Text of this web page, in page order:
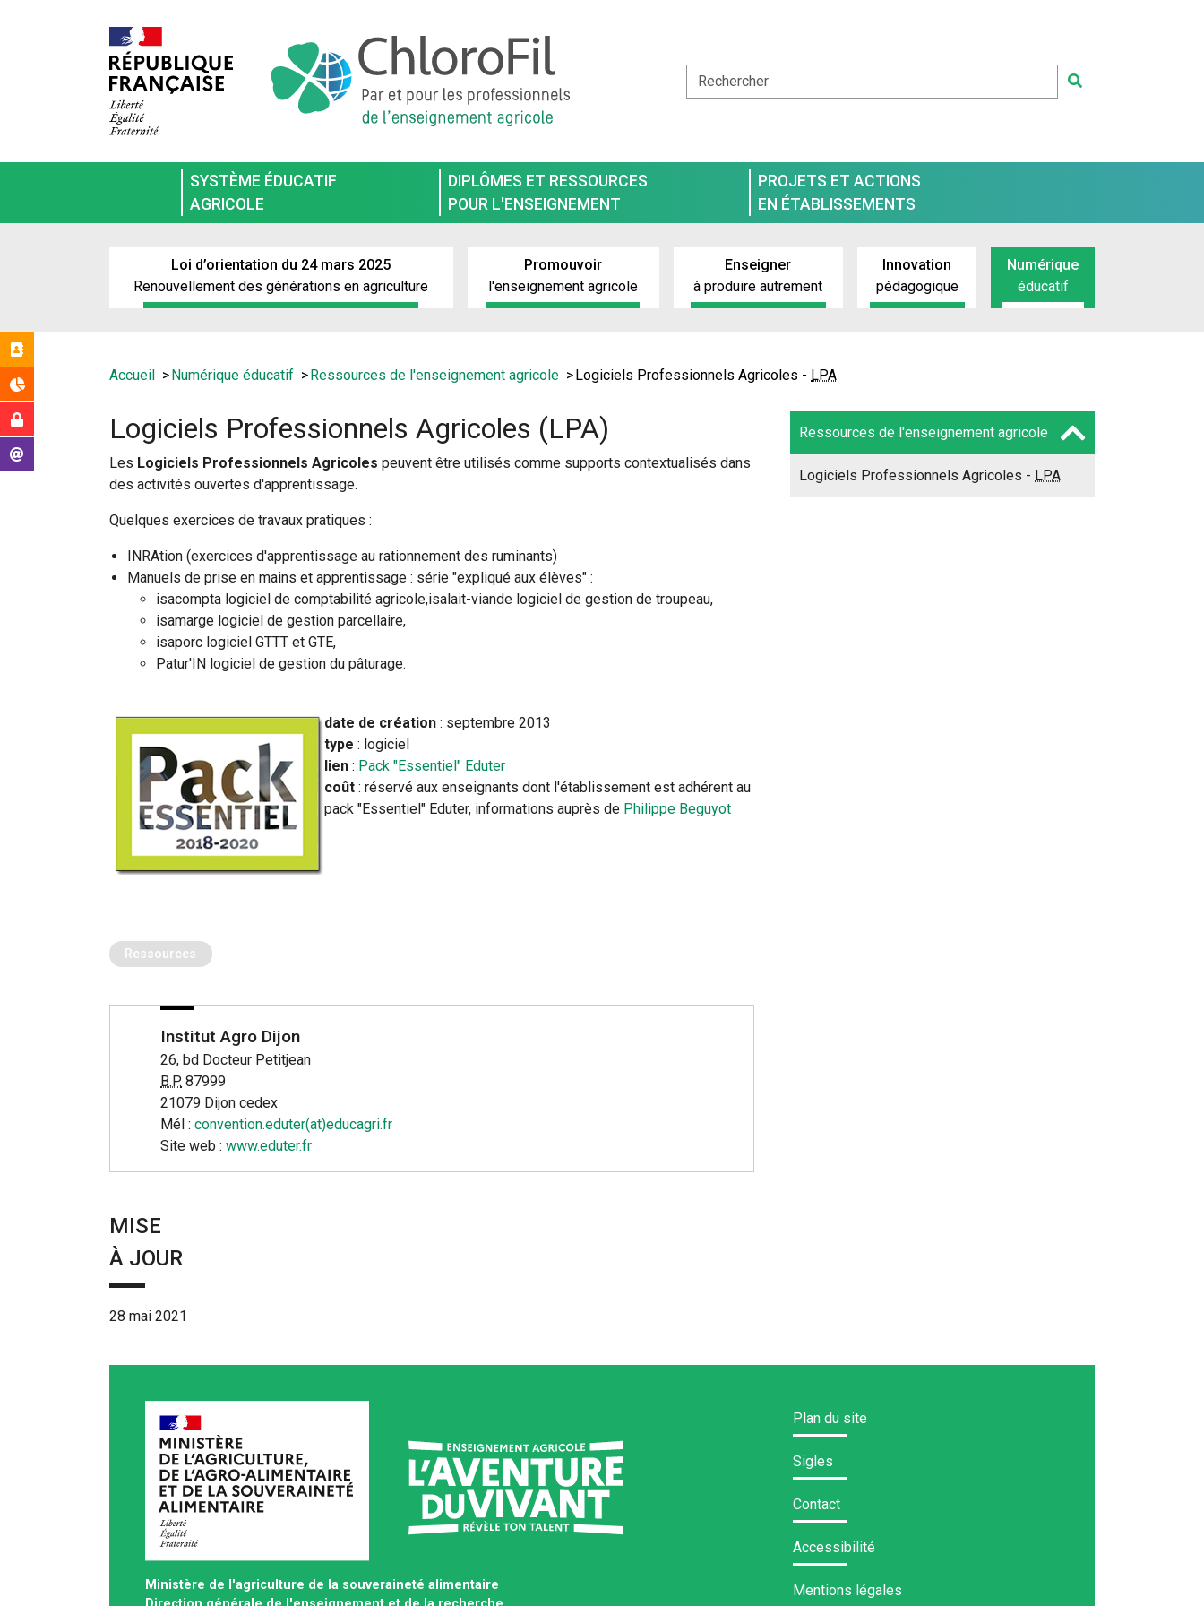
SYSTÈME ÉDUCATIF
AGRICOLE
DIPLÔMES ET RESSOURCES
POUR L'ENSEIGNEMENT
PROJETS ET ACTIONS
EN ÉTABLISSEMENTS
Loi d’orientation du 24 mars 2025
Renouvellement des générations en agriculture
Promouvoir
l'enseignement agricole
Enseigner
à produire autrement
Innovation
pédagogique
Numérique
éducatif
Intranet MAA
Vous
Accueil Numérique éducatif Ressources de l'enseignement agricole Logiciels Professionnels Agricoles - LPA
Logiciels Professionnels Agricoles (LPA)
Les Logiciels Professionnels Agricoles peuvent être utilisés comme supports contextualisés dans
des activités ouvertes d'apprentissage.
Quelques exercices de travaux pratiques :
INRAtion (exercices d'apprentissage au rationnement des ruminants)
Manuels de prise en mains et apprentissage : série "expliqué aux élèves" :
isacompta logiciel de comptabilité agricole,isalait-viande logiciel de gestion de troupeau,
isamarge logiciel de gestion parcellaire,
isaporc logiciel GTTT et GTE,
Patur'IN logiciel de gestion du pâturage.
date de création : septembre 2013
type : logiciel
lien : Pack "Essentiel" Eduter
coût : réservé aux enseignants dont l'établissement est adhérent au
pack "Essentiel" Eduter, informations auprès de Philippe Beguyot
Ressources de l'enseignement agricole
Logiciels Professionnels Agricoles - LPA
Ressources
Institut Agro Dijon
26, bd Docteur Petitjean
B.P. 87999
21079 Dijon cedex
Mél : convention.eduter(at)educagri.fr
Site web : www.eduter.fr
MISE
À JOUR
28 mai 2021
Ministère de l'agriculture de la souveraineté alimentaire
Plan du site
Sigles
Contact
Accessibilité
Mentions légales